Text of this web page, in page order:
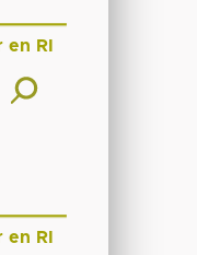
en RI
en RI